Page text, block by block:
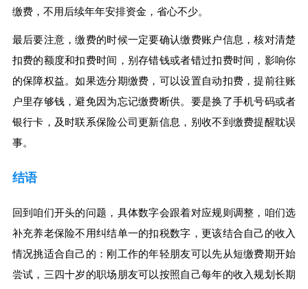
缴费，不用后续年年安排资金，省心不少。
最后要注意，缴费的时候一定要确认缴费账户信息，核对清楚
扣费的额度和扣费时间，别存错钱或者错过扣费时间，影响你
的保障权益。如果选分期缴费，可以设置自动扣费，提前往账
户里存够钱，避免因为忘记缴费断供。要是换了手机号码或者
银行卡，及时联系保险公司更新信息，别收不到缴费提醒耽误
事。
结语
回到咱们开头的问题，具体数字会跟着对应规则调整，咱们选
补充养老保险不用纠结单一的扣税数字，更该结合自己的收入
情况挑适合自己的：刚工作的年轻朋友可以先从短缴费期开始
尝试，三四十岁的职场朋友可以按照自己每年的收入规划长期